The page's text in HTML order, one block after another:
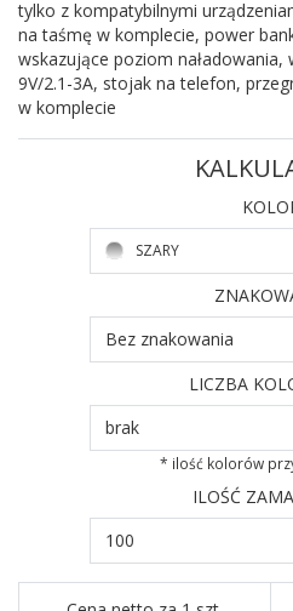
tylko z kompatybilnymi
na taśmę w komplecie, power
wskazujące poziom naładowania,
9V/2.1-3A, stojak na telefon,
w komplecie
SZARY
Bez znakowania
LICZBA
brak
* ilość kolorów
ILOŚĆ
100